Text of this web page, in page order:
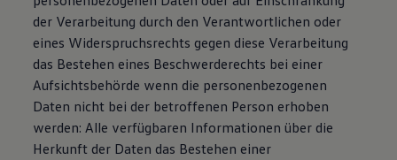
der Verarbeitung durch den Verantwortlichen oder
eines Widerspruchsrechts gegen diese Verarbeitung
das Bestehen eines Beschwerderechts bei einer
Aufsichtsbehörde wenn die personenbezogenen
Daten nicht bei der betroffenen Person erhoben
werden: Alle verfügbaren Informationen über die
Herkunft der Daten das Bestehen einer